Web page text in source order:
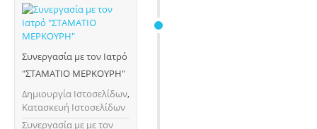
Συνεργασία με τον Ιατρό
"ΣΤΑΜΑΤΙΟ ΜΕΡΚΟΥΡΗ"
Δημιουργία Ιστοσελίδων,
Κατασκευή Ιστοσελίδων
Συνεργασία με με τον